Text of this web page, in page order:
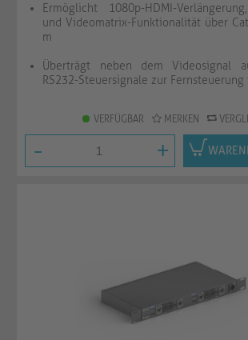
Ermöglicht 1080p-HDMI-
und Videomatrix-Funktionalität über
m
Überträgt neben dem Videosignal
RS232-Steuersignale zur Fernsteuerung
VERFÜGBAR MERKEN
- +